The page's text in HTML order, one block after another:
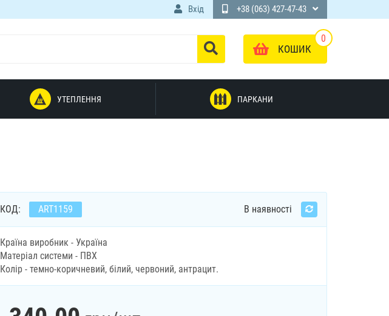
Вхід +38 (063) 427-47-43
0
КОШИК
УТЕПЛЕННЯ ПАРКАНИ
КОД: ART1159 В наявності
Країна виробник - Україна
Матеріал системи - ПВХ
Колір - темно-коричневий, білий, червоний, антрацит.